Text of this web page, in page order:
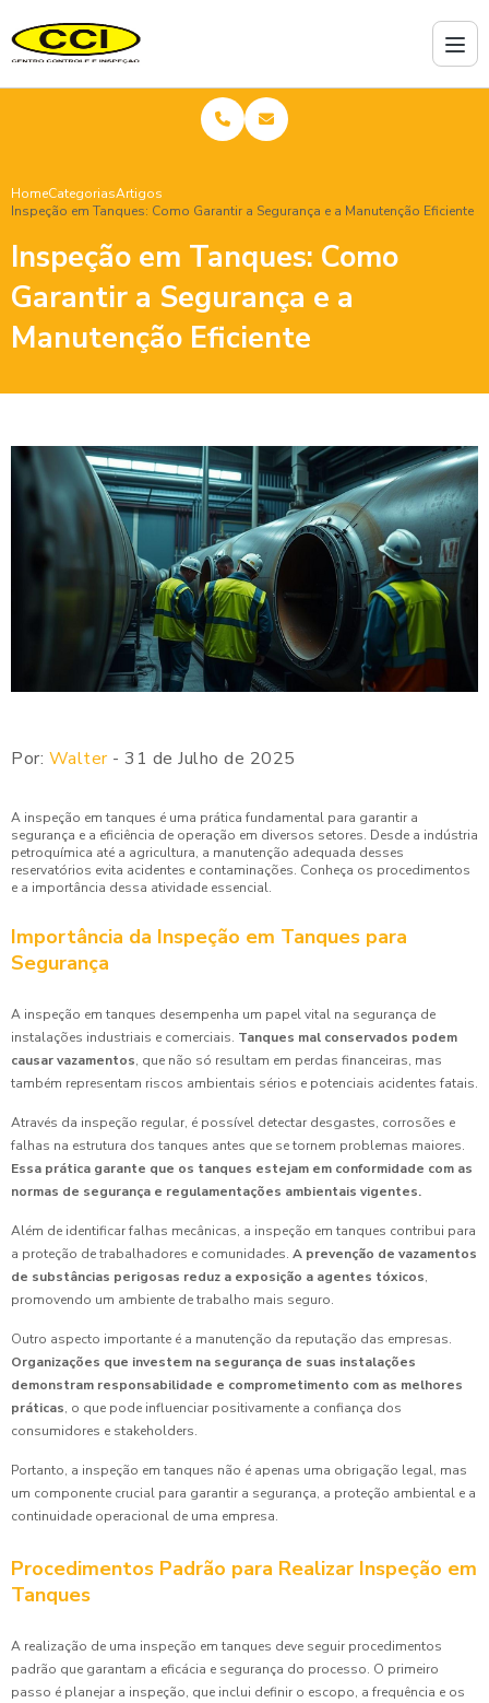
HomeCategoriasArtigos
Inspeção em Tanques: Como Garantir a Segurança e a Manutenção Eficiente
Inspeção em Tanques: Como
Garantir a Segurança e a
Manutenção Eficiente
Por: Walter- 31 de Julho de 2025
A inspeção em tanques é uma prática fundamental para garantir a
segurança e a eficiência de operação em diversos setores. Desde a indústria
petroquímica até a agricultura, a manutenção adequada desses
reservatórios evita acidentes e contaminações. Conheça os procedimentos
e a importância dessa atividade essencial.
Importância da Inspeção em Tanques para
Segurança
A inspeção em tanques desempenha um papel vital na segurança de
instalações industriais e comerciais. Tanques mal conservados podem
causar vazamentos, que não só resultam em perdas financeiras, mas
também representam riscos ambientais sérios e potenciais acidentes fatais.
Através da inspeção regular, é possível detectar desgastes, corrosões e
falhas na estrutura dos tanques antes que se tornem problemas maiores.
Essa prática garante que os tanques estejam em conformidade com as
normas de segurança e regulamentações ambientais vigentes.
Além de identificar falhas mecânicas, a inspeção em tanques contribui para
a proteção de trabalhadores e comunidades. A prevenção de vazamentos
de substâncias perigosas reduz a exposição a agentes tóxicos,
promovendo um ambiente de trabalho mais seguro.
Outro aspecto importante é a manutenção da reputação das empresas.
Organizações que investem na segurança de suas instalações
demonstram responsabilidade e comprometimento com as melhores
práticas, o que pode influenciar positivamente a confiança dos
consumidores e stakeholders.
Portanto, a inspeção em tanques não é apenas uma obrigação legal, mas
um componente crucial para garantir a segurança, a proteção ambiental e a
continuidade operacional de uma empresa.
Procedimentos Padrão para Realizar Inspeção em
Tanques
A realização de uma inspeção em tanques deve seguir procedimentos
padrão que garantam a eficácia e segurança do processo. O primeiro
passo é planejar a inspeção, que inclui definir o escopo, a frequência e os